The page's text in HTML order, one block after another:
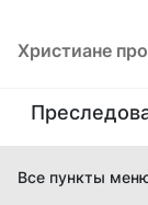
Христиане
Все пункты